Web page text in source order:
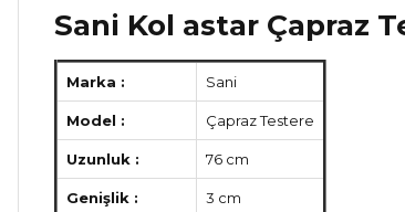
Sani Kol astar Çapraz
Marka : Sani
Model : Çapraz Testere
Uzunluk : 76 cm
Genişlik : 3 cm